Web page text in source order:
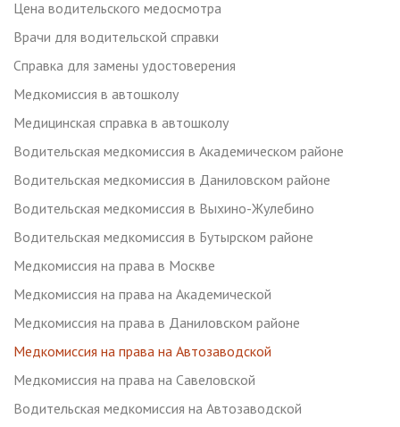
Цена водительского медосмотра
Врачи для водительской справки
Справка для замены удостоверения
Медкомиссия в автошколу
Медицинская справка в автошколу
Водительская медкомиссия в Академическом районе
Водительская медкомиссия в Даниловском районе
Водительская медкомиссия в Выхино-Жулебино
Водительская медкомиссия в Бутырском районе
Медкомиссия на права в Москве
Медкомиссия на права на Академической
Медкомиссия на права в Даниловском районе
Медкомиссия на права на Автозаводской
Медкомиссия на права на Савеловской
Водительская медкомиссия на Автозаводской